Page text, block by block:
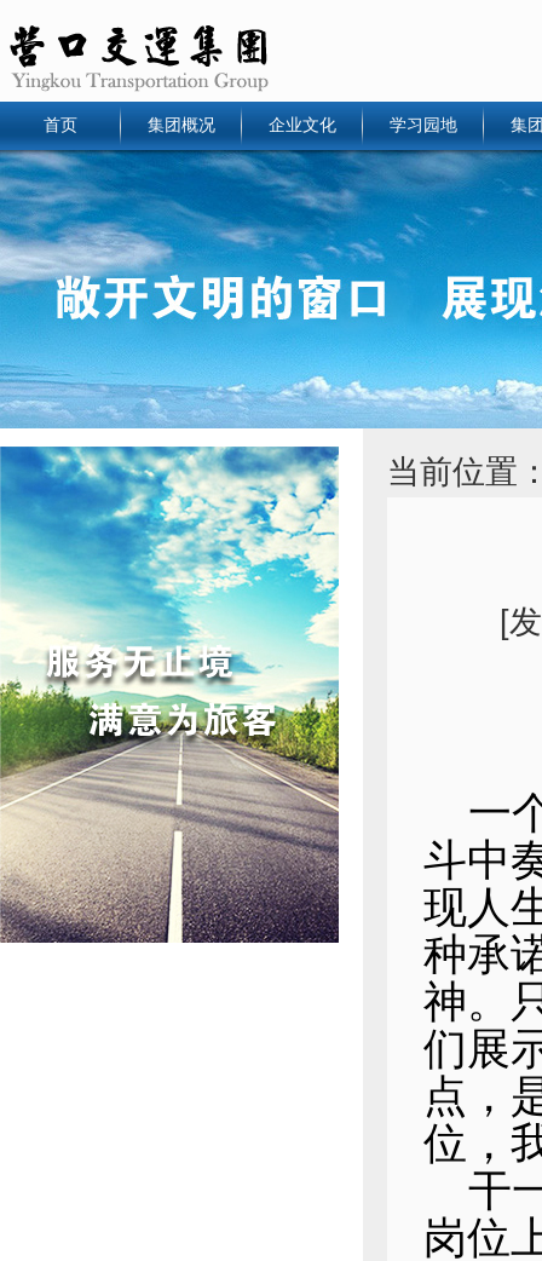
首页 集团概况 企业文化 学习园地 集
当前位置
[
一
斗中
现人
种承
神。
们展
点，
位，
干
岗位